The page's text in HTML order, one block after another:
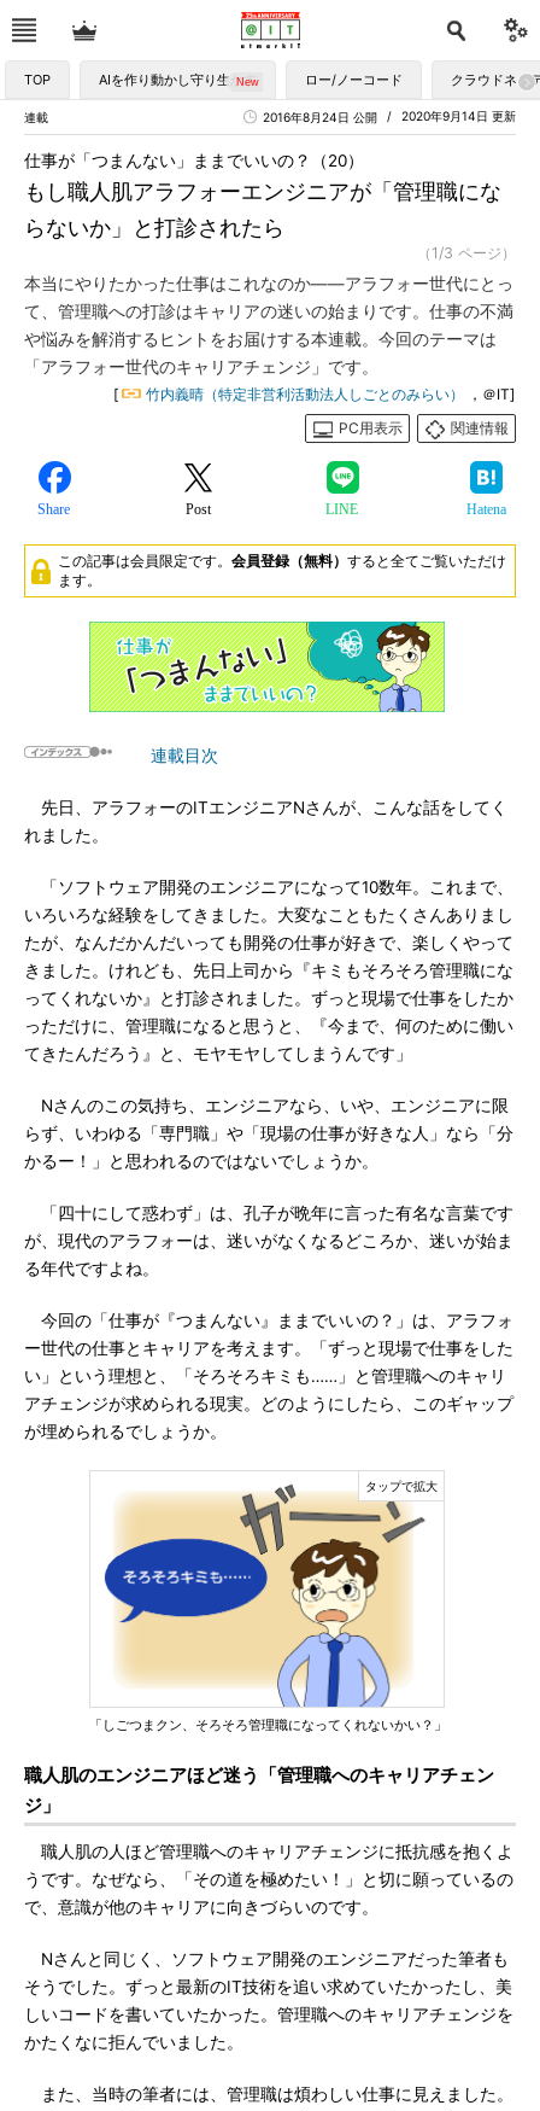
TOP AIを作り動かし守り生かす ロー/ノーコード クラウドネイ
連載 2020年9月14日 更新
2016年8月24日 公開
もし職人肌アラフォーエンジニアが「管理職にな
らないか」と打診されたら
仕事が「つまんない」ままでいいの？（20）
（1/3 ページ）
本当にやりたかった仕事はこれなのか――アラフォー世代にとっ
て、管理職への打診はキャリアの迷いの始まりです。仕事の不満
や悩みを解消するヒントをお届けする本連載。今回のテーマは
「アラフォー世代のキャリアチェンジ」です。
[ 竹内義晴（特定非営利活動法人しごとのみらい）
，＠IT]
PC用表示
関連情報
Share Post LINE Hatena
この記事は会員限定です。 会員登録（無料） すると全てご覧いただけ
ます。
連載目次
先日、アラフォーのITエンジニアNさんが、こんな話をしてく
れました。
「ソフトウェア開発のエンジニアになって10数年。これまで、
いろいろな経験をしてきました。大変なこともたくさんありまし
たが、なんだかんだいっても開発の仕事が好きで、楽しくやって
きました。けれども、先日上司から『キミもそろそろ管理職にな
ってくれないか』と打診されました。ずっと現場で仕事をしたか
っただけに、管理職になると思うと、『今まで、何のために働い
てきたんだろう』と、モヤモヤしてしまうんです」
Nさんのこの気持ち、エンジニアなら、いや、エンジニアに限
らず、いわゆる「専門職」や「現場の仕事が好きな人」なら「分
かるー！」と思われるのではないでしょうか。
「四十にして惑わず」は、孔子が晩年に言った有名な言葉です
が、現代のアラフォーは、迷いがなくなるどころか、迷いが始ま
る年代ですよね。
今回の「仕事が『つまんない』ままでいいの？」は、アラフォ
ー世代の仕事とキャリアを考えます。「ずっと現場で仕事をした
い」という理想と、「そろそろキミも……」と管理職へのキャリ
アチェンジが求められる現実。どのようにしたら、このギャップ
が埋められるでしょうか。
「しごつまクン、そろそろ管理職になってくれないかい？」
職人肌のエンジニアほど迷う「管理職へのキャリアチェン
ジ」
職人肌の人ほど管理職へのキャリアチェンジに抵抗感を抱くよ
うです。なぜなら、「その道を極めたい！」と切に願っているの
で、意識が他のキャリアに向きづらいのです。
Nさんと同じく、ソフトウェア開発のエンジニアだった筆者も
そうでした。ずっと最新のIT技術を追い求めていたかったし、美
しいコードを書いていたかった。管理職へのキャリアチェンジを
かたくなに拒んでいました。
また、当時の筆者には、管理職は煩わしい仕事に見えました。